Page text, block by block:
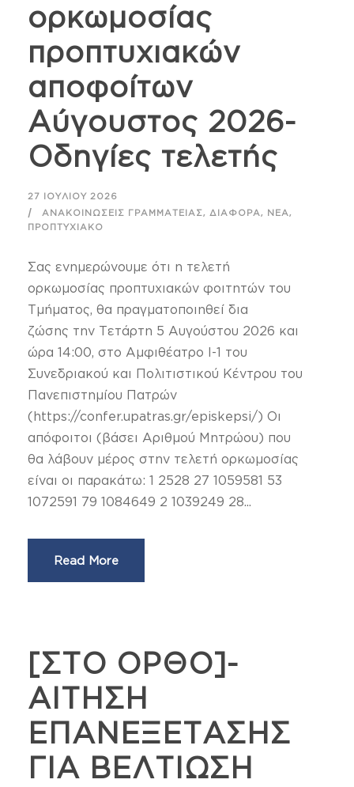
ορκωμοσίας
προπτυχιακών
αποφοίτων
Αύγουστος 2026-
Οδηγίες τελετής
27 ΙΟΥΛΊΟΥ 2026
ΑΝΑΚΟΙΝΏΣΕΙΣ ΓΡΑΜΜΑΤΕΊΑΣ, ΔΙΆΦΟΡΑ, ΝΈΑ,
ΠΡΟΠΤΥΧΙΑΚΌ
Σας ενημερώνουμε ότι η τελετή
ορκωμοσίας προπτυχιακών φοιτητών του
Τμήματος, θα πραγματοποιηθεί δια
ζώσης την Τετάρτη 5 Αυγούστου 2026 και
ώρα 14:00, στο Αμφιθέατρο Ι-1 του
Συνεδριακού και Πολιτιστικού Κέντρου του
Πανεπιστημίου Πατρών
(https://confer.upatras.gr/episkepsi/) Οι
απόφοιτοι (βάσει Αριθμού Μητρώου) που
θα λάβουν μέρος στην τελετή ορκωμοσίας
είναι οι παρακάτω: 1 2528 27 1059581 53
1072591 79 1084649 2 1039249 28...
Read More
[ΣΤΟ ΟΡΘΟ]-
ΑΙΤΗΣΗ
ΕΠΑΝΕΞΕΤΑΣΗΣ
ΓΙΑ ΒΕΛΤΙΩΣΗ